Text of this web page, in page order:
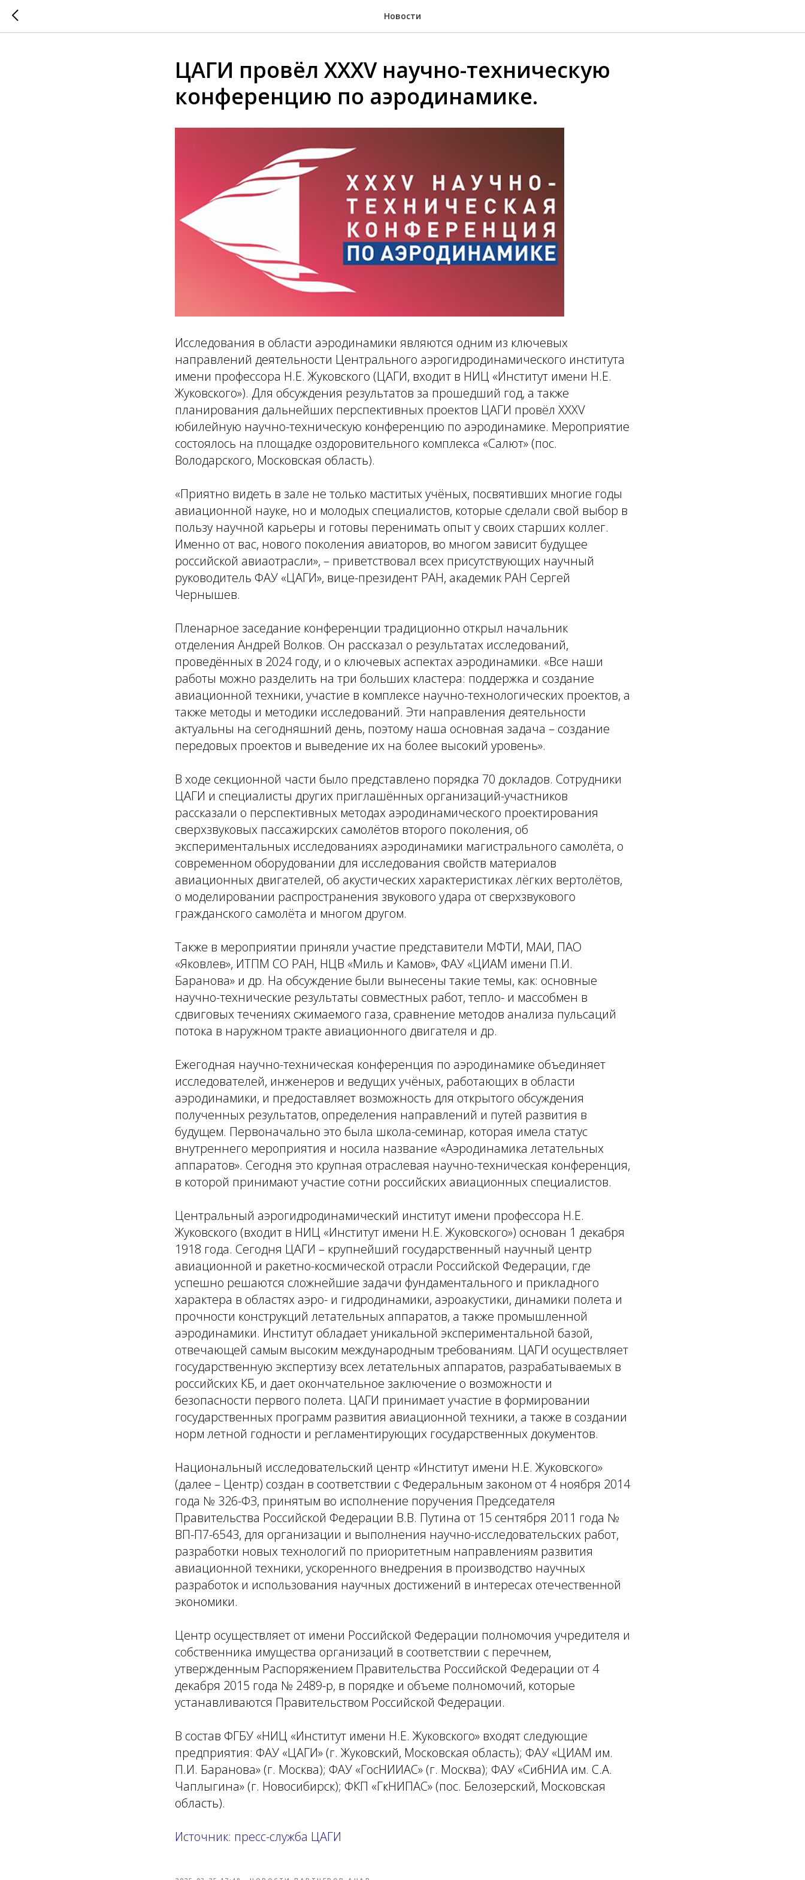
Новости
ЦАГИ провёл ХХХV научно-техническую
конференцию по аэродинамике.
Исследования в области аэродинамики являются одним из ключевых
направлений деятельности Центрального аэрогидродинамического института
имени профессора Н.Е. Жуковского (ЦАГИ, входит в НИЦ «Институт имени Н.Е.
Жуковского»). Для обсуждения результатов за прошедший год, а также
планирования дальнейших перспективных проектов ЦАГИ провёл ХХХV
юбилейную научно-техническую конференцию по аэродинамике. Мероприятие
состоялось на площадке оздоровительного комплекса «Салют» (пос.
Володарского, Московская область).
«Приятно видеть в зале не только маститых учёных, посвятивших многие годы
авиационной науке, но и молодых специалистов, которые сделали свой выбор в
пользу научной карьеры и готовы перенимать опыт у своих старших коллег.
Именно от вас, нового поколения авиаторов, во многом зависит будущее
российской авиаотрасли», – приветствовал всех присутствующих научный
руководитель ФАУ «ЦАГИ», вице-президент РАН, академик РАН Сергей
Чернышев.
Пленарное заседание конференции традиционно открыл начальник
отделения Андрей Волков. Он рассказал о результатах исследований,
проведённых в 2024 году, и о ключевых аспектах аэродинамики. «Все наши
работы можно разделить на три больших кластера: поддержка и создание
авиационной техники, участие в комплексе научно-технологических проектов, а
также методы и методики исследований. Эти направления деятельности
актуальны на сегодняшний день, поэтому наша основная задача – создание
передовых проектов и выведение их на более высокий уровень».
В ходе секционной части было представлено порядка 70 докладов. Сотрудники
ЦАГИ и специалисты других приглашённых организаций-участников
рассказали о перспективных методах аэродинамического проектирования
сверхзвуковых пассажирских самолётов второго поколения, об
экспериментальных исследованиях аэродинамики магистрального самолёта, о
современном оборудовании для исследования свойств материалов
авиационных двигателей, об акустических характеристиках лёгких вертолётов,
о моделировании распространения звукового удара от сверхзвукового
гражданского самолёта и многом другом.
Также в мероприятии приняли участие представители МФТИ, МАИ, ПАО
«Яковлев», ИТПМ СО РАН, НЦВ «Миль и Камов», ФАУ «ЦИАМ имени П.И.
Баранова» и др. На обсуждение были вынесены такие темы, как: основные
научно-технические результаты совместных работ, тепло- и массобмен в
сдвиговых течениях сжимаемого газа, сравнение методов анализа пульсаций
потока в наружном тракте авиационного двигателя и др.
Ежегодная научно-техническая конференция по аэродинамике объединяет
исследователей, инженеров и ведущих учёных, работающих в области
аэродинамики, и предоставляет возможность для открытого обсуждения
полученных результатов, определения направлений и путей развития в
будущем. Первоначально это была школа-семинар, которая имела статус
внутреннего мероприятия и носила название «Аэродинамика летательных
аппаратов». Сегодня это крупная отраслевая научно-техническая конференция,
в которой принимают участие сотни российских авиационных специалистов.
Центральный аэрогидродинамический институт имени профессора Н.Е.
Жуковского (входит в НИЦ «Институт имени Н.Е. Жуковского») основан 1 декабря
1918 года. Сегодня ЦАГИ – крупнейший государственный научный центр
авиационной и ракетно-космической отрасли Российской Федерации, где
успешно решаются сложнейшие задачи фундаментального и прикладного
характера в областях аэро- и гидродинамики, аэроакустики, динамики полета и
прочности конструкций летательных аппаратов, а также промышленной
аэродинамики. Институт обладает уникальной экспериментальной базой,
отвечающей самым высоким международным требованиям. ЦАГИ осуществляет
государственную экспертизу всех летательных аппаратов, разрабатываемых в
российских КБ, и дает окончательное заключение о возможности и
безопасности первого полета. ЦАГИ принимает участие в формировании
государственных программ развития авиационной техники, а также в создании
норм летной годности и регламентирующих государственных документов.
Национальный исследовательский центр «Институт имени Н.Е. Жуковского»
(далее – Центр) создан в соответствии с Федеральным законом от 4 ноября 2014
года № 326-ФЗ, принятым во исполнение поручения Председателя
Правительства Российской Федерации В.В. Путина от 15 сентября 2011 года №
ВП-П7-6543, для организации и выполнения научно-исследовательских работ,
разработки новых технологий по приоритетным направлениям развития
авиационной техники, ускоренного внедрения в производство научных
разработок и использования научных достижений в интересах отечественной
экономики.
Центр осуществляет от имени Российской Федерации полномочия учредителя и
собственника имущества организаций в соответствии с перечнем,
утвержденным Распоряжением Правительства Российской Федерации от 4
декабря 2015 года № 2489-р, в порядке и объеме полномочий, которые
устанавливаются Правительством Российской Федерации.
В состав ФГБУ «НИЦ «Институт имени Н.Е. Жуковского» входят следующие
предприятия: ФАУ «ЦАГИ» (г. Жуковский, Московская область); ФАУ «ЦИАМ им.
П.И. Баранова» (г. Москва); ФАУ «ГосНИИАС» (г. Москва); ФАУ «СибНИА им. С.А.
Чаплыгина» (г. Новосибирск); ФКП «ГкНИПАС» (пос. Белозерский, Московская
область).
Источник: пресс-служба ЦАГИ